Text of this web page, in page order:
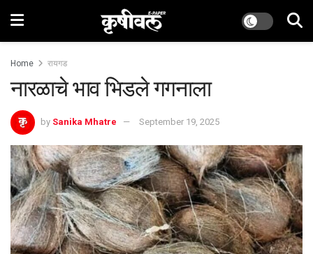
Home रायगड
नारळाचे भाव भिडले गगनाला
by Sanika Mhatre September 19, 2025